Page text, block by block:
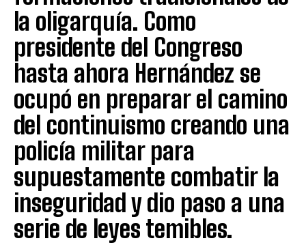
la oligarquía. Como
presidente del Congreso
hasta ahora Hernández se
ocupó en preparar el camino
del continuismo creando una
policía militar para
supuestamente combatir la
inseguridad y dio paso a una
serie de leyes temibles.